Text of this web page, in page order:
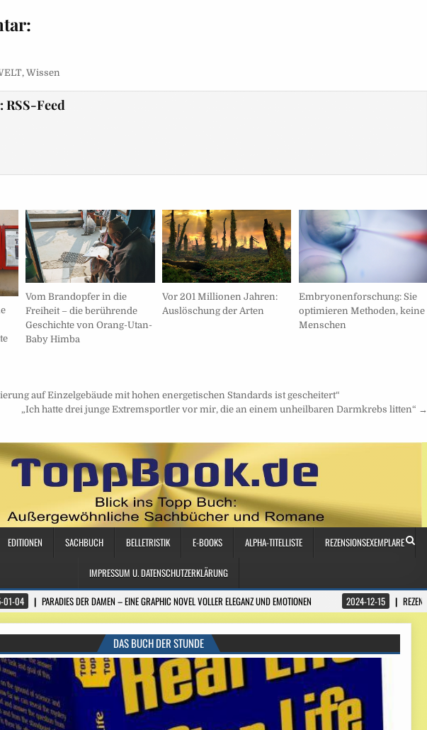
, Wissen
RSS-Feed
Vom Brandopfer in die
Freiheit – die berührende
Geschichte von Orang-Utan-
Baby Himba
Vor 201 Millionen Jahren:
Auslöschung der Arten
Embryonenforschung: Sie
optimieren Methoden, keine
Menschen
auf Einzelgebäude mit hohen energetischen Standards ist gescheitert“
„Ich hatte drei junge Extremsportler vor mir, die an einem unheilbaren Darmkrebs litten“ →